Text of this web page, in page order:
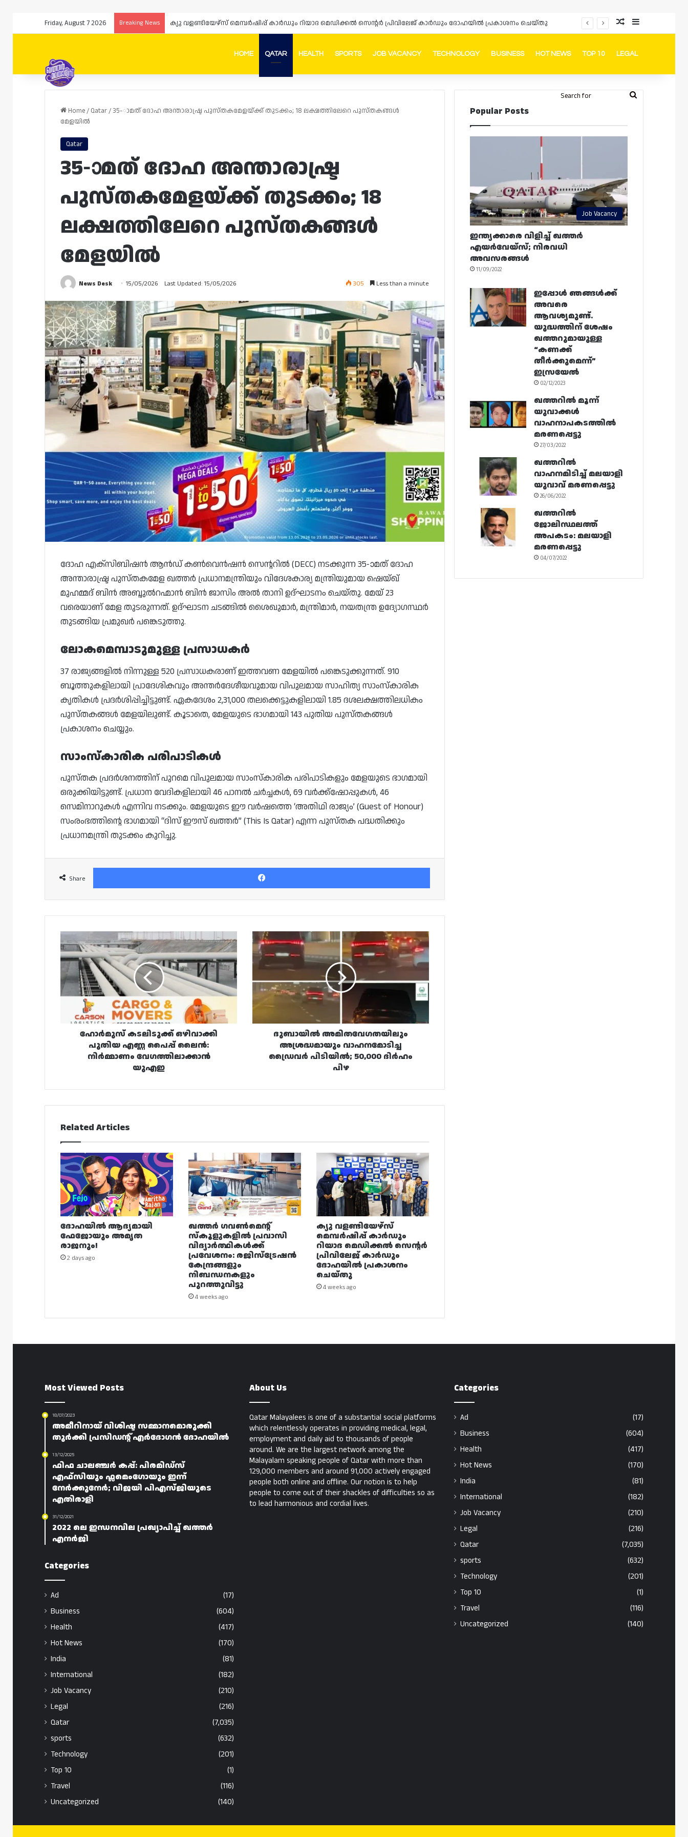
Friday, August 7 2026 Breaking News ക്യു വളണ്ടിയേഴ്‌സ് മെമ്പർഷിപ്പ് കാർഡും റിയാദ മെഡിക്കൽ സെന്റർ പ്രിവിലേജ് കാർഡും ദോഹയിൽ പ്രകാശനം ചെയ്തു Random Article
Sidebar
HOME QATAR HEALTH SPORTS JOB VACANCY TECHNOLOGY BUSINESS HOT NEWS TOP 10 LEGAL
FacebookInstagram
Telegram
Whatsapp Random Article
Switch skin
Search
Home/ Qatar/ 35-ാമത് ദോഹ അന്താരാഷ്ട്ര പുസ്തകമേളയ്ക്ക് തുടക്കം; 18 ലക്ഷത്തിലേറെ പുസ്തകങ്ങൾ
മേളയിൽ
Qatar
35-ാമത് ദോഹ അന്താരാഷ്ട്ര
പുസ്തകമേളയ്ക്ക് തുടക്കം; 18
ലക്ഷത്തിലേറെ പുസ്തകങ്ങൾ
മേളയിൽ
News Desk 15/05/2026 Last Updated: 15/05/2026 305 Less than a minute
ദോഹ എക്സിബിഷൻ ആൻഡ് കൺവെൻഷൻ സെന്ററിൽ (DECC) നടക്കുന്ന 35-ാമത് ദോഹ
അന്താരാഷ്ട്ര പുസ്തകമേള ഖത്തർ പ്രധാനമന്ത്രിയും വിദേശകാര്യ മന്ത്രിയുമായ ഷെയ്ഖ്
മുഹമ്മദ് ബിൻ അബ്ദുൽറഹ്മാൻ ബിൻ ജാസിം അൽ താനി ഉദ്ഘാടനം ചെയ്തു. മേയ് 23
വരെയാണ് മേള തുടരുന്നത്. ഉദ്ഘാടന ചടങ്ങിൽ ശൈഖുമാർ, മന്ത്രിമാർ, നയതന്ത്ര ഉദ്യോഗസ്ഥർ
തുടങ്ങിയ പ്രമുഖർ പങ്കെടുത്തു.
ലോകമെമ്പാടുമുള്ള പ്രസാധകർ
37 രാജ്യങ്ങളിൽ നിന്നുള്ള 520 പ്രസാധകരാണ് ഇത്തവണ മേളയിൽ പങ്കെടുക്കുന്നത്. 910
ബൂത്തുകളിലായി പ്രാദേശികവും അന്തർദേശീയവുമായ വിപുലമായ സാഹിത്യ സാംസ്കാരിക
കൃതികൾ പ്രദർശിപ്പിച്ചിട്ടുണ്ട്. ഏകദേശം 2,31,000 തലക്കെട്ടുകളിലായി 1.85 ദശലക്ഷത്തിലധികം
പുസ്തകങ്ങൾ മേളയിലുണ്ട്. കൂടാതെ, മേളയുടെ ഭാഗമായി 143 പുതിയ പുസ്തകങ്ങൾ
പ്രകാശനം ചെയ്യും.
സാംസ്കാരിക പരിപാടികൾ
പുസ്തക പ്രദർശനത്തിന് പുറമെ വിപുലമായ സാംസ്കാരിക പരിപാടികളും മേളയുടെ ഭാഗമായി
ഒരുക്കിയിട്ടുണ്ട്. പ്രധാന വേദികളിലായി 46 പാനൽ ചർച്ചകൾ, 69 വർക്ക്‌ഷോപ്പുകൾ, 46
സെമിനാറുകൾ എന്നിവ നടക്കും. മേളയുടെ ഈ വർഷത്തെ ‘അതിഥി രാജ്യം’ (Guest of Honour)
സംരംഭത്തിന്റെ ഭാഗമായി “ദിസ് ഈസ് ഖത്തർ” (This Is Qatar) എന്ന പുസ്തക പദ്ധതിക്കും
പ്രധാനമന്ത്രി തുടക്കം കുറിച്ചു.
Share
Facebook
ഹോർമുസ്
കടലിടുക്ക്
ഒഴിവാക്കി
പുതിയ
എണ്ണ
പൈപ്പ്
ലൈൻ:
നിർമ്മാണം
വേഗത്തിലാക്കാൻ
യുഎഇഹോർമുസ് കടലിടുക്ക് ഒഴിവാക്കി
പുതിയ എണ്ണ പൈപ്പ് ലൈൻ:
നിർമ്മാണം വേഗത്തിലാക്കാൻ
യുഎഇ
ദുബായിൽ
അമിതവേഗതയിലും
അശ്രദ്ധമായും
വാഹനമോടിച്ച
ഡ്രൈവർ
പിടിയിൽ;
50,000
പിഴ
ദുബായിൽ അമിതവേഗതയിലും
അശ്രദ്ധമായും വാഹനമോടിച്ച
ഡ്രൈവർ പിടിയിൽ; 50,000 ദിർഹം
പിഴ
Related Articles
ദോഹയിൽ ആദ്യമായി
ഫേജോയും അമൃത
രാജനും!
2 days ago
ഖത്തർ ഗവൺമെന്റ്
സ്കൂളുകളിൽ പ്രവാസി
വിദ്യാർത്ഥികൾക്ക്
പ്രവേശനം: രജിസ്ട്രേഷൻ
കേന്ദ്രങ്ങളും
നിബന്ധനകളും
പുറത്തുവിട്ടു
4 weeks ago
ക്യു വളണ്ടിയേഴ്‌സ്
മെമ്പർഷിപ്പ് കാർഡും
റിയാദ മെഡിക്കൽ സെന്റർ
പ്രിവിലേജ് കാർഡും
ദോഹയിൽ പ്രകാശനം
ചെയ്തു
4 weeks ago
Popular Posts
Job Vacancy
ഇന്ത്യക്കാരെ വിളിച്ച് ഖത്തർ
എയർവേയ്‌സ്; നിരവധി
അവസരങ്ങൾ
11/09/2022
ഇപ്പോൾ ഞങ്ങൾക്ക്
അവരെ
ആവശ്യമുണ്ട്.
യുദ്ധത്തിന് ശേഷം
ഖത്തറുമായുള്ള
“കണക്ക്
തീർക്കുമെന്ന്”
ഇസ്രയേൽ
02/12/2023
ഖത്തറിൽ മൂന്ന്
യുവാക്കൾ
വാഹനാപകടത്തിൽ
മരണപ്പെട്ടു
27/03/2022
ഖത്തറിൽ
വാഹനമിടിച്ച് മലയാളി
യുവാവ് മരണപ്പെട്ടു
26/06/2022
ഖത്തറിൽ
ജോലിസ്ഥലത്ത്
അപകടം: മലയാളി
മരണപ്പെട്ടു
04/07/2022
Most Viewed Posts
18/07/2023
അമീറിനായ് വിശിഷ്ട സമ്മാനമൊരുക്കി
തുർക്കി പ്രസിഡന്റ് എർദോഗൻ ദോഹയിൽ
13/12/2025
ഫിഫ ചാലഞ്ചർ കപ്പ്: പിരമിഡ്സ്
എഫ്‌സിയും ഫ്ലമെംഗോയും ഇന്ന്
നേർക്കുനേർ; വിജയി പിഎസ്ജിയുടെ
എതിരാളി
31/12/2021
2022 ലെ ഇന്ധനവില പ്രഖ്യാപിച്ച് ഖത്തർ
എനർജി
Categories
Ad
(17)
Business
(604)
Health
(417)
Hot News
(170)
India
(81)
International
(182)
Job Vacancy
(210)
Legal
(216)
Qatar
(7,035)
sports
(632)
Technology
(201)
Top 10
(1)
Travel
(116)
Uncategorized
(140)
About Us
Qatar Malayalees is one of a substantial social platforms
which relentlessly operates in providing medical, legal,
employment and daily aid to thousands of people
around. We are the largest network among the
Malayalam speaking people of Qatar with more than
129,000 members and around 91,000 actively engaged
people both online and offline. Our notion is to help
people to come out of their shackles of difficulties so as
to lead harmonious and cordial lives.
Categories
Ad
(17)
Business
(604)
Health
(417)
Hot News
(170)
India
(81)
International
(182)
Job Vacancy
(210)
Legal
(216)
Qatar
(7,035)
sports
(632)
Technology
(201)
Top 10
(1)
Travel
(116)
Uncategorized
(140)